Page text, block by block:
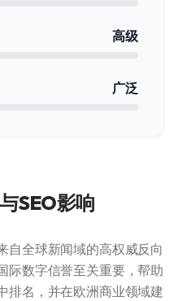
高级
广泛
SEO影响
自全球新闻域的高权威反向
际数字信誉至关重要，帮助
排名，并在欧洲商业领域建